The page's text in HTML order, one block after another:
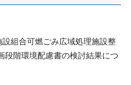
組合可燃ごみ広域処理施設整
段階環境配慮書の検討結果につ